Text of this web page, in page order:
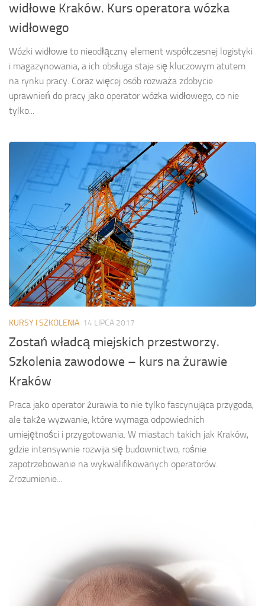
widłowe Kraków. Kurs operatora wózka
widłowego
Wózki widłowe to nieodłączny element współczesnej logistyki
i magazynowania, a ich obsługa staje się kluczowym atutem
na rynku pracy. Coraz więcej osób rozważa zdobycie
uprawnień do pracy jako operator wózka widłowego, co nie
tylko...
KURSY I SZKOLENIA 14 LIPCA 2017
Zostań władcą miejskich przestworzy.
Szkolenia zawodowe – kurs na żurawie
Kraków
Praca jako operator żurawia to nie tylko fascynująca przygoda,
ale także wyzwanie, które wymaga odpowiednich
umiejętności i przygotowania. W miastach takich jak Kraków,
gdzie intensywnie rozwija się budownictwo, rośnie
zapotrzebowanie na wykwalifikowanych operatorów.
Zrozumienie...